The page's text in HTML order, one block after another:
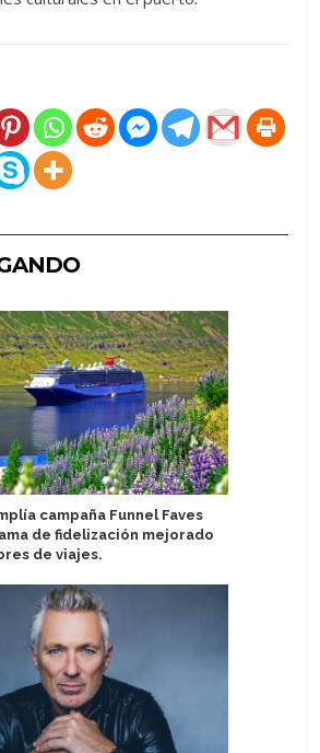
campaña Funnel Faves
de fidelización mejorado
de viajes.